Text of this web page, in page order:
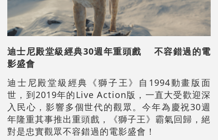
迪士尼殿堂級經典30週年重頭戲 不容錯過的電
影盛會
迪士尼殿堂級經典《獅子王》自1994動畫版面
世，到2019年的Live Action版，一直大受歡迎深
入民心，影響多個世代的觀眾。今年為慶祝30週
年隆重其事推出重頭戲，《獅子王》霸氣回歸，絕
對是忠實觀眾不容錯過的電影盛會！